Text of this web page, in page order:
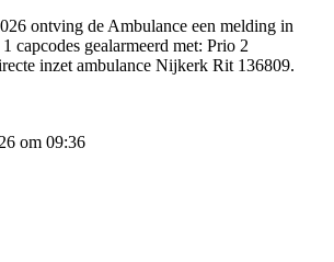
ontving de Ambulance een melding in
capcodes gealarmeerd met: Prio 2
inzet ambulance Nijkerk Rit 136809.
om 09:36